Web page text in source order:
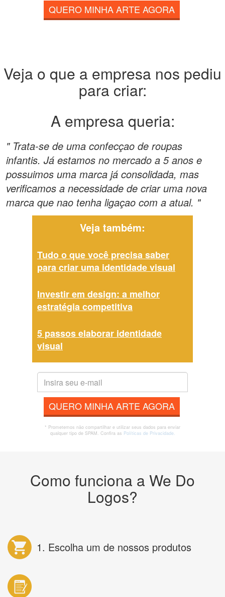
QUERO MINHA ARTE AGORA
Veja o que a empresa nos pediu
para criar:
A empresa queria:
" Trata-se de uma confecçao de roupas
infantis. Já estamos no mercado a 5 anos e
possuimos uma marca já consolidada, mas
verificamos a necessidade de criar uma nova
marca que nao tenha ligaçao com a atual. "
Veja também:
Tudo o que você precisa saber
para criar uma identidade visual
Investir em design: a melhor
estratégia competitiva
5 passos elaborar identidade
visual
QUERO MINHA ARTE AGORA
* Prometemos não compartilhar e utilizar seus dados para enviar
qualquer tipo de SPAM. Confira as Políticas de Privacidade.
Como funciona a We Do
Logos?
1. Escolha um de nossos produtos